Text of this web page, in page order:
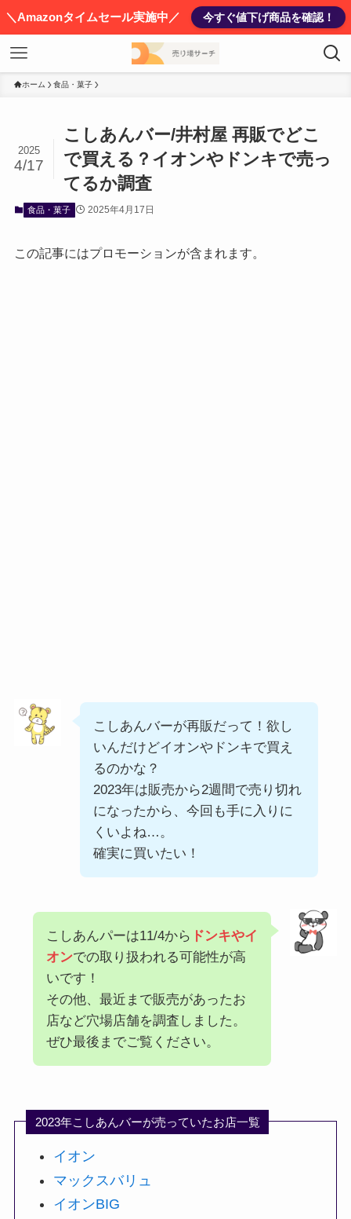
＼Amazonタイムセール実施中／ 今すぐ値下げ商品を確認！
ホーム 食品・菓子
こしあんバー/井村屋 再販でどこ
で買える？イオンやドンキで売っ
てるか調査
2025
4/17
食品・菓子 2025年4月17日
この記事にはプロモーションが含まれます。
こしあんバーが再販だって！欲し
いんだけどイオンやドンキで買え
るのかな？
2023年は販売から2週間で売り切れ
になったから、今回も手に入りに
くいよね…。
確実に買いたい！
こしあんパーは11/4から ドンキやイ
オンでの取り扱われる可能性が高
いです！
その他、最近まで販売があったお
店など穴場店舗を調査しました。
ぜひ最後までご覧ください。
2023年こしあんバーが売っていたお店一覧
イオン
マックスバリュ
イオンBIG